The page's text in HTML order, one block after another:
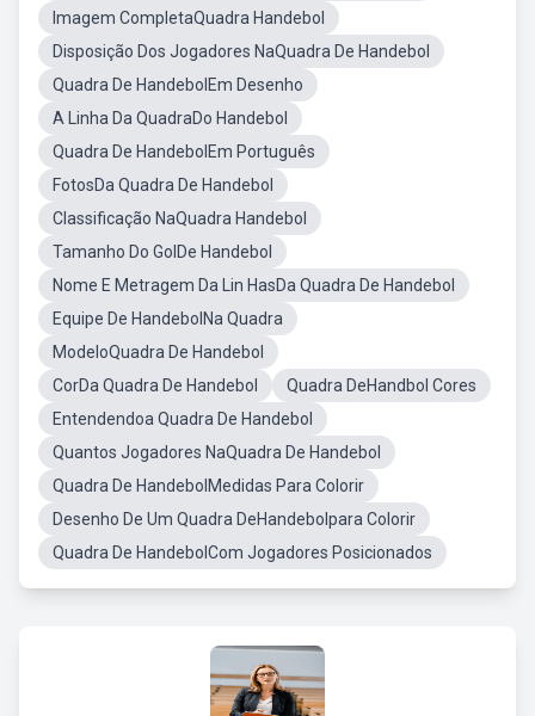
Imagem CompletaQuadra Handebol
Disposição Dos Jogadores NaQuadra De Handebol
Quadra De HandebolEm Desenho
A Linha Da QuadraDo Handebol
Quadra De HandebolEm Português
FotosDa Quadra De Handebol
Classificação NaQuadra Handebol
Tamanho Do GolDe Handebol
Nome E Metragem Da Lin HasDa Quadra De Handebol
Equipe De HandebolNa Quadra
ModeloQuadra De Handebol
CorDa Quadra De Handebol
Quadra DeHandbol Cores
Entendendoa Quadra De Handebol
Quantos Jogadores NaQuadra De Handebol
Quadra De HandebolMedidas Para Colorir
Desenho De Um Quadra DeHandebolpara Colorir
Quadra De HandebolCom Jogadores Posicionados